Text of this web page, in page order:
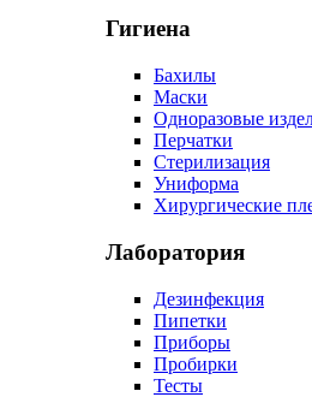
Гигиена
Бахилы
Маски
Одноразовые
Перчатки
Стерилизация
Униформа
Хирургические
Лаборатория
Дезинфекция
Пипетки
Приборы
Пробирки
Тесты